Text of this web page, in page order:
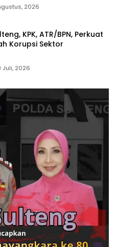
2026
KPK, ATR/BPN, Perkuat
Korupsi Sektor
Juli, 2026